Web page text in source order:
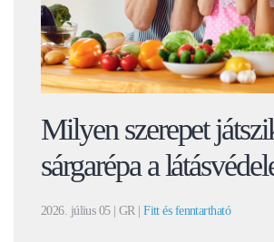
Milyen szerepet
sárgarépa a
2026. július 05| GR |Fitt és fenntartható